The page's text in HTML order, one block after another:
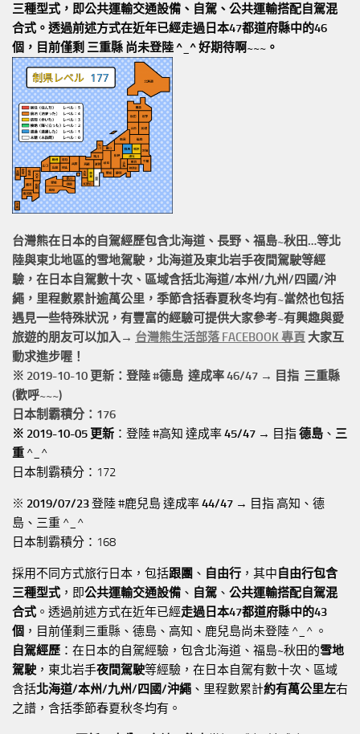
三種型式，即公共運輸交通設備、自駕、公共運輸搭配自駕混
合式。透過前述方式在近年已經走過日本47都道府縣中的46
個，目前僅剩 三重縣 尚未登陸 ^_^ 好期待啊~~~。
台灣熊在日本的自駕經歷包含北海道、長野、福島~秋田…等北
陸與東北地區的雪地駕駛 ，北海道及東北岩手夜間駕駛等經
驗，在日本自駕數十次、區域含括北海道/本州/九州/四國/沖
繩， 里程數累計逾萬公里 ，季節含括春夏秋冬均有~當然也包括
遇見一些特殊狀況，有豐富的經驗可提供大家參考~有興趣與愛
旅遊的朋友可以加入→ 台灣熊生活部落 FACEBOOK 專頁 大家互
動求進步喔！
※ 2019-10-10 更新：登陸 #德島 達成率 46/47 → 目指 三重縣
(歡呼~~~)
日本制霸積分：176
※ 2019-10-05 更新 ：登陸 #高知 達成率45/47 → 目指德島 、 三
重 ^_^
日本制霸積分：172
※ 2019/07/23登陸 #鹿兒島 達成率44/47 → 目指 高知、德
島、三重 ^_^
日本制霸積分：168
採用不同方式旅行日本，包括跟團 、 自由行 ，其中自由行包含
三種型式 ，即公共運輸交通設備 、 自駕 、 公共運輸搭配自駕混
合式 。透過前述方式在近年已經走過日本47都道府縣中的43
個 ，目前僅剩三重縣、德島、高知、鹿兒島尚未登陸 ^_^ 。
自駕經歷 ：在日本的自駕經驗，包含北海道、福島~秋田的雪地
駕駛 ，東北岩手夜間駕駛等經驗，在日本自駕有數十次、區域
含括北海道/本州/九州/四國/沖繩 、里程數累計約有萬公里左右
之譜，含括季節春夏秋冬均有。